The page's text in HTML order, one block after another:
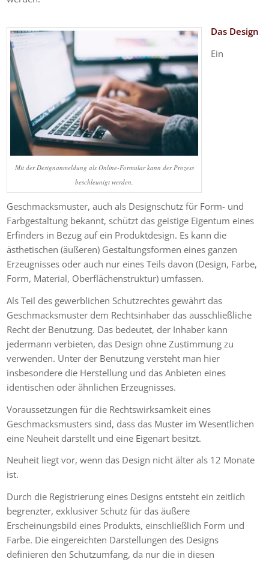
Mit der Designanmeldung als Online-Formular kann der Prozess
beschleunigt werden.
Das Design
Ein
Geschmacksmuster, auch als Designschutz für Form- und
Farbgestaltung bekannt, schützt das geistige Eigentum eines
Erfinders in Bezug auf ein Produktdesign. Es kann die
ästhetischen (äußeren) Gestaltungsformen eines ganzen
Erzeugnisses oder auch nur eines Teils davon (Design, Farbe,
Form, Material, Oberflächenstruktur) umfassen.
Als Teil des gewerblichen Schutzrechtes gewährt das
Geschmacksmuster dem Rechtsinhaber das ausschließliche
Recht der Benutzung. Das bedeutet, der Inhaber kann
jedermann verbieten, das Design ohne Zustimmung zu
verwenden. Unter der Benutzung versteht man hier
insbesondere die Herstellung und das Anbieten eines
identischen oder ähnlichen Erzeugnisses.
Voraussetzungen für die Rechtswirksamkeit eines
Geschmacksmusters sind, dass das Muster im Wesentlichen
eine Neuheit darstellt und eine Eigenart besitzt.
Neuheit liegt vor, wenn das Design nicht älter als 12 Monate
ist.
Durch die Registrierung eines Designs entsteht ein zeitlich
begrenzter, exklusiver Schutz für das äußere
Erscheinungsbild eines Produkts, einschließlich Form und
Farbe. Die eingereichten Darstellungen des Designs
definieren den Schutzumfang, da nur die in diesen